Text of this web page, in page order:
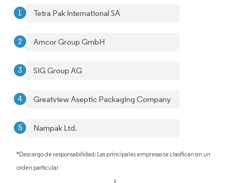
Tetra Pak International SA
Amcor Group GmbH
SIG Group AG
Greatview Aseptic Packaging Company
Nampak Ltd.
*Descargo de responsabilidad: Las principales empresas se clasifican sin un
orden particular